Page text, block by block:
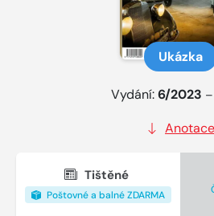
Ukázka
Vydání:6/2023 –
Anotace
Tištěné
Poštovné a balné ZDARMA